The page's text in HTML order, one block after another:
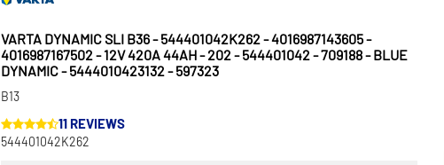
VARTA DYNAMIC SLI B36 - 544401042K262 - 4016987143605 -
4016987167502 - 12V 420A 44AH - 202 - 544401042 - 709188 - BLUE
DYNAMIC - 5444010423132 - 597323
B13
11 REVIEWS
544401042K262